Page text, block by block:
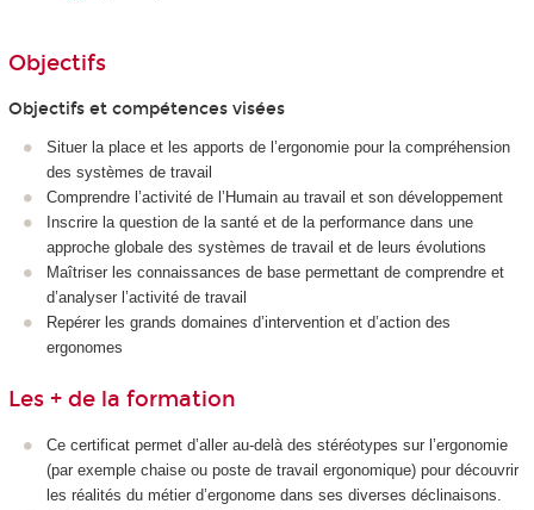
Objectifs
Objectifs et compétences visées
Situer la place et les apports de l’ergonomie pour la compréhension
des systèmes de travail
Comprendre l’activité de l’Humain au travail et son développement
Inscrire la question de la santé et de la performance dans une
approche globale des systèmes de travail et de leurs évolutions
Maîtriser les connaissances de base permettant de comprendre et
d’analyser l’activité de travail
Repérer les grands domaines d’intervention et d’action des
ergonomes
Les + de la formation
Ce certificat permet d’aller au-delà des stéréotypes sur l’ergonomie
(par exemple chaise ou poste de travail ergonomique) pour découvrir
les réalités du métier d’ergonome dans ses diverses déclinaisons.